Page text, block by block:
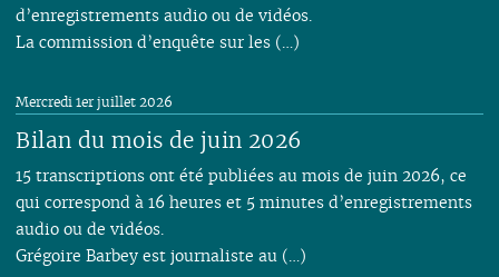
d’enregistrements audio ou de vidéos.
La commission d’enquête sur les (…)
Bilan du mois de juin 2026
Mercredi 1er juillet 2026
15 transcriptions ont été publiées au mois de juin 2026, ce
qui correspond à 16 heures et 5 minutes d’enregistrements
audio ou de vidéos.
Grégoire Barbey est journaliste au (…)